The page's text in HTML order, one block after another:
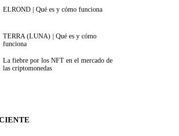
ELROND | Qué es y cómo funciona
TERRA (LUNA) | Qué es y cómo
funciona
La fiebre por los NFT en el mercado de
las criptomonedas